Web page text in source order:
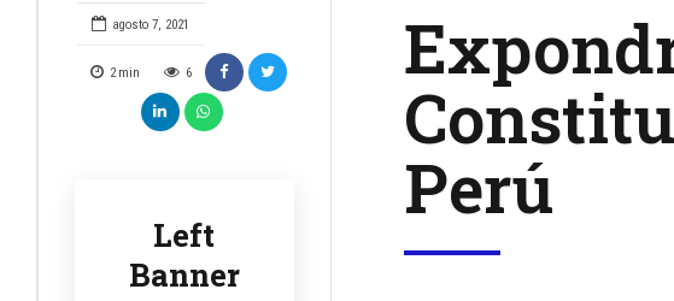
agosto 7, 2021
2 min 6
Left
Banner
Perú